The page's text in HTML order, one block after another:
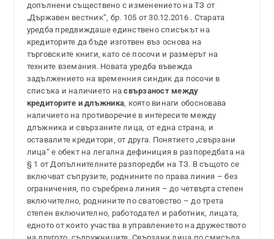
допълнени съществено с изменението на ТЗ от
„Държавен вестник“, бр. 105 от 30.12.2016 . Старата
уредба предвиждаше единствено списъкът на
кредиторите да бъде изготвен въз основа на
търговските книги, като се посочи и размерът на
техните вземания. Новата уредба въвежда
задължението на временния синдик да посочи в
списъка и наличието насвързаност между
кредиторите и длъжника , която винаги обосновава
наличието на противоречие в интересите между
длъжника и свързаните лица, от една страна, и
оставалите кредитори, от друга. Понятието „свързани
лица“ е обект на легална дефиниция в разпоредбата на
§ 1 от Допълнителните разпоредби на ТЗ. В същото се
включват съпрузите, роднините по права линия – без
ограничения, по съребрена линия – до четвърта степен
включително, роднините по сватовство – до трета
степен включително, работодател и работник, лицата,
едното от които участва в управлението на дружеството